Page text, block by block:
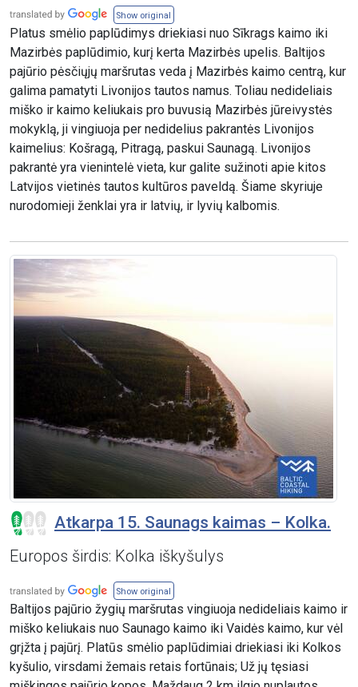
Show original
Platus smėlio paplūdimys driekiasi nuo Sīkrags kaimo iki
Mazirbės paplūdimio, kurį kerta Mazirbės upelis. Baltijos
pajūrio pėsčiųjų maršrutas veda į Mazirbės kaimo centrą, kur
galima pamatyti Livonijos tautos namus. Toliau nedideliais
miško ir kaimo keliukais pro buvusią Mazirbės jūreivystės
mokyklą, ji vingiuoja per nedidelius pakrantės Livonijos
kaimelius: Košragą, Pitragą, paskui Saunagą. Livonijos
pakrantė yra vienintelė vieta, kur galite sužinoti apie kitos
Latvijos vietinės tautos kultūros paveldą. Šiame skyriuje
nurodomieji ženklai yra ir latvių, ir lyvių kalbomis.
Atkarpa 15. Saunags kaimas – Kolka.
Europos širdis: Kolka iškyšulys
Show original
Baltijos pajūrio žygių maršrutas vingiuoja nedideliais kaimo ir
miško keliukais nuo Saunago kaimo iki Vaidės kaimo, kur vėl
grįžta į pajūrį. Platūs smėlio paplūdimiai driekiasi iki Kolkos
kyšulio, virsdami žemais retais fortūnais; Už jų tęsiasi